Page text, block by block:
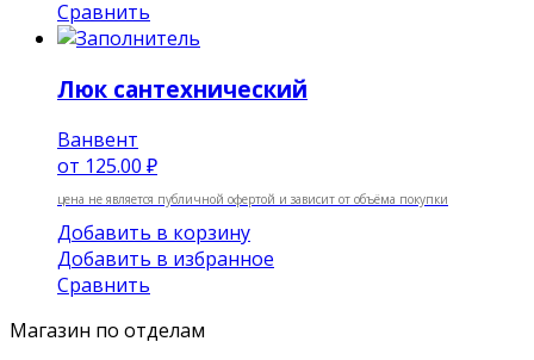
Сравнить
Люк сантехнический
Ванвент
от 125.00 ₽
цена не является публичной офертой и зависит от объёма покупки
Добавить в корзину
Добавить в избранное
Сравнить
Магазин по отделам